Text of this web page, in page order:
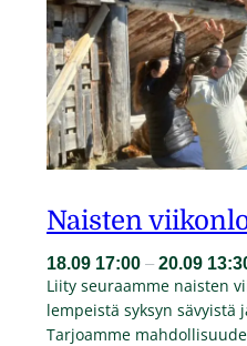
Naisten
18.09 17:00 – 20.09
Liity seuraamme naisten
lempeistä syksyn
Tarjoamme